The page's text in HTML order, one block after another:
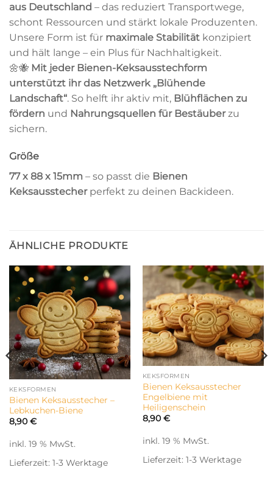
aus Deutschland – das reduziert Transportwege,
schont Ressourcen und stärkt lokale Produzenten.
Unsere Form ist für maximale Stabilität konzipiert
und hält lange – ein Plus für Nachhaltigkeit.
🌼🐝 Mit jeder Bienen-Keksausstechform
unterstützt ihr das Netzwerk „Blühende
Landschaft“. So helft ihr aktiv mit, Blühflächen zu
fördern und Nahrungsquellen für Bestäuberzu
sichern.
Größe
77 x 88 x 15mm – so passt die Bienen
Keksausstecherperfekt zu deinen Backideen.
ÄHNLICHE PRODUKTE
KEKSFORMEN
Bienen Keksausstecher –
Lebkuchen-Biene
8,90 €
inkl. 19 % MwSt.
Lieferzeit: 1-3 Werktage
KEKSFORMEN
Bienen Keksausstecher
Engelbiene mit
Heiligenschein
8,90 €
inkl. 19 % MwSt.
Lieferzeit: 1-3 Werktage